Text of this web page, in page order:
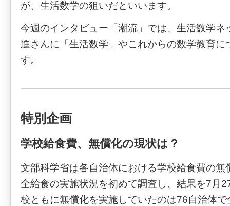
が、生活数学の狙いだといいます。
今週のインタビュー「潮流」では、生活数学ネ
進さんに「生活数学」やこれからの数学教育に
す。
特別企画
学校給食費、無償化の現状は？
文部科学省は各自治体における学校給食費の無
全給食の実施状況を初めて調査し、結果を7月
校ともに無償化を実施していたのは76自治体